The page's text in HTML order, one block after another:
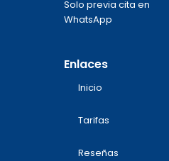
Solo previa cita en
WhatsApp
Enlaces
Inicio
Tarifas
Reseñas